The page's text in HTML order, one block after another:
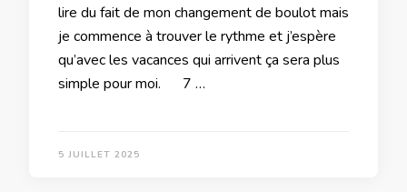
lire du fait de mon changement de boulot mais
je commence à trouver le rythme et j’espère
qu’avec les vacances qui arrivent ça sera plus
simple pour moi. 7 …
5 JUILLET 2025